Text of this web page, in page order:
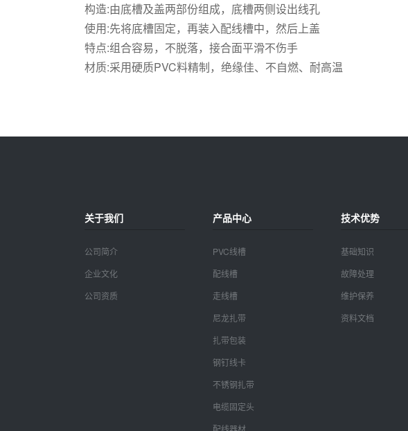
构造:由底槽及盖两部份组成，底槽两侧设出线孔
使用:先将底槽固定，再装入配线槽中，然后上盖
特点:组合容易，不脱落，接合面平滑不伤手
材质:采用硬质PVC料精制，绝缘佳、不自燃、耐高温
关于我们
公司简介
企业文化
公司资质
产品中心
PVC线槽
配线槽
走线槽
尼龙扎带
扎带包装
钢钉线卡
不锈钢扎带
电缆固定头
配线器材
技术优势
基础知识
故障处理
维护保养
资料文档